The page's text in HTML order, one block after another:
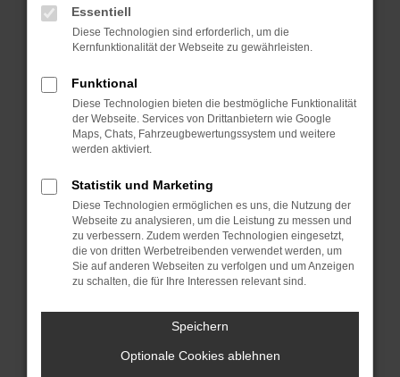
Laden andere Webseiten, zum Beispiel deine
Suchmaschine?
Prüfe deine Browsererweiterungen.
Manche Erweiterungen, wie Werbeblocker,
können das Laden bestimmter Seiten
verhindern. Funktioniert die Seite in einem
anderen Browser oder in einem privaten
Fenster?
Starte dein Gerät neu.
Das kann manchmal helfen, vorübergehende
Probleme zu beheben.
Stelle sicher, dass dein Browser und dein
Betriebssystem auf dem neuesten Stand
sind.
Sicherheitsrisiko, sondern kann auch dazu
unterstützt werden.
Essentiell
Diese Technologien sind erforderlich, um die
Kernfunktionalität der Webseite zu gewährleisten.
Funktional
Diese Technologien bieten die bestmögliche Funktionalität
der Webseite. Services von Drittanbietern wie Google
Maps, Chats, Fahrzeugbewertungssystem und weitere
werden aktiviert.
Statistik und Marketing
Diese Technologien ermöglichen es uns, die Nutzung der
Webseite zu analysieren, um die Leistung zu messen und
zu verbessern. Zudem werden Technologien eingesetzt,
die von dritten Werbetreibenden verwendet werden, um
Sie auf anderen Webseiten zu verfolgen und um Anzeigen
zu schalten, die für Ihre Interessen relevant sind.
Speichern
Optionale Cookies ablehnen